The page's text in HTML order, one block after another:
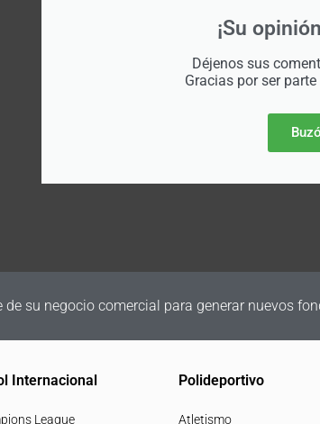
¡Su
Déjenos sus
Gracias por ser
de su negocio comercial para generar nuevos
Internacional
League
Polideportivo
Atletismo